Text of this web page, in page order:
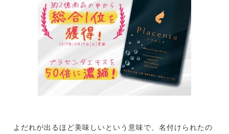
よだれが出るほど美味しいという意味で、名付けられたの